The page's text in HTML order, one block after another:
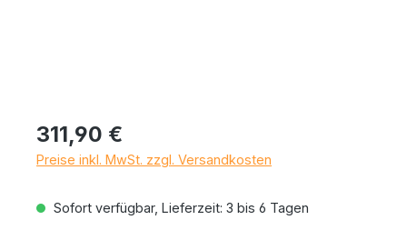
Regulärer Preis:
311,90 €
Preise inkl. MwSt. zzgl. Versandkosten
Sofort verfügbar, Lieferzeit: 3 bis 6 Tagen